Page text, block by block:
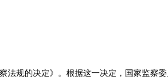
法规的决定》。根据这一决定，国家监察